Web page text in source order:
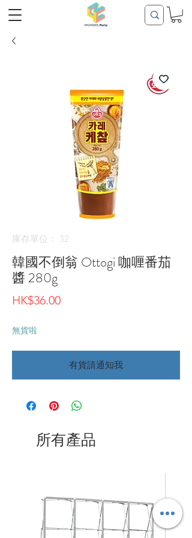
庫存單位： 32
韓國不倒翁 Ottogi 咖喱番茄
醬 280g
HK$36.00價
無貨啦
有貨請通知我
所有產品